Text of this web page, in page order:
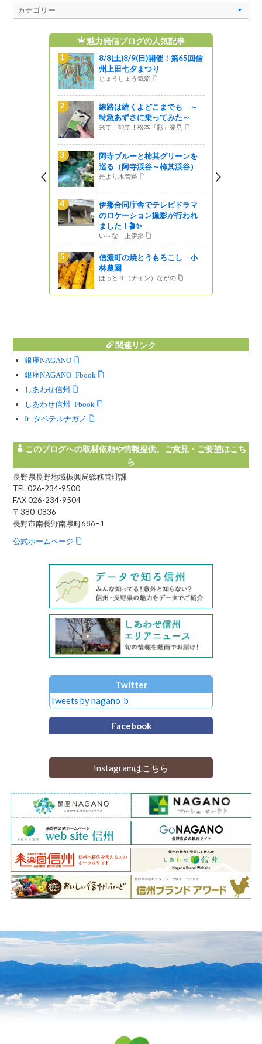
9(日)開催！第65回信
くよどこまでも ～
に乗ってみた～
ーと柿其グリーンを
寺渓谷～柿其渓谷）
庁舎でテレビドラマ
ション撮影が行われ
焼とうもろこし 小
魅力発信ブログのおすすめ記事
冬季展『信州の歴史遺産IV〜
文字のちから〜』が開催され
ます
【信濃町・避暑地 野尻湖】マ
ン真っ只中！！湖畔にある #信
州の安心なお店 情報も♪
2021.08.12
ほっと９（ナイン）ながの
「ゼロカーボンシンポジウム i
n 信州上田」開催しました！！
2022.01.14
じょうしょう気流
信州の名水・秘水「お種池
（おたねいけ）」を紹介しま
2010.05.07
関連リンク
銀座NAGANO
銀座NAGANO Facebook
しあわせ信州
しあわせ信州 Facebook
Instagram タベテルナガノ
このブログへの取材依頼や情報提供、ご意見・ご要望はこち
ら
長野県長野地域振興局総務管理課
TEL 026-234-9500
FAX 026-234-9504
〒380-0836
長野市南長野南県町686−1
公式ホームページ
Twitter
Tweets by nagano_b
Facebook
Instagramはこちら